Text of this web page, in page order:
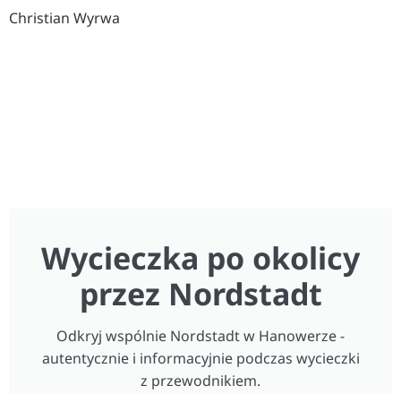
Christian Wyrwa
Wycieczka po okolicy
przez Nordstadt
Odkryj wspólnie Nordstadt w Hanowerze -
autentycznie i informacyjnie podczas wycieczki
z przewodnikiem.